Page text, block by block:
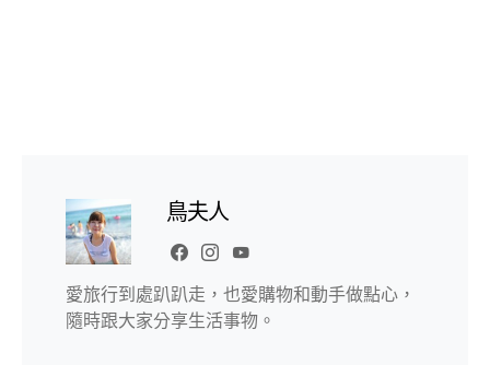
鳥夫人
愛旅行到處趴趴走，也愛購物和動手做點心，
隨時跟大家分享生活事物。